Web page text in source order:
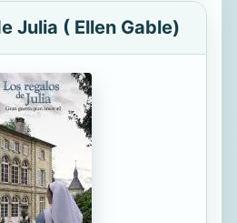
Julia ( Ellen Gable)